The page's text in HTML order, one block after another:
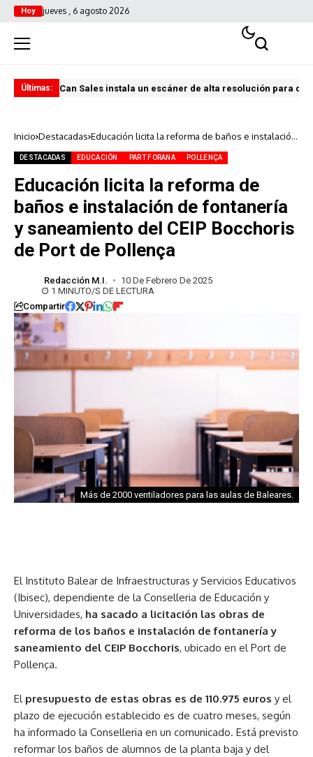
Hoy jueves , 6 agosto 2026
Últimas: Can Sales instala un escáner de alta resolución para
Inicio Destacadas Educación licita la reforma de baños e instalación
de Port de Pollença
DESTACADAS EDUCACIÓN PART FORANA POLLENÇA
Educación licita la reforma de
baños e instalación de fontanería
y saneamiento del CEIP Bocchoris
de Port de Pollença
Redacción M.I.
10 De Febrero De 2025
1 MINUTO/S DE LECTURA
Compartir
Más de 2000 ventiladores para las aulas de Baleares.
El Instituto Balear de Infraestructuras y Servicios Educativos
(Ibisec), dependiente de la Conselleria de Educación y
Universidades, ha sacado a licitación las obras de
reforma de los baños e instalación de fontanería y
saneamiento del CEIP Bocchoris, ubicado en el Port de
Pollença.
El presupuesto de estas obras es de 110.975 euros y el
plazo de ejecución establecido es de cuatro meses, según
ha informado la Conselleria en un comunicado. Está previsto
reformar los baños de alumnos de la planta baja y del